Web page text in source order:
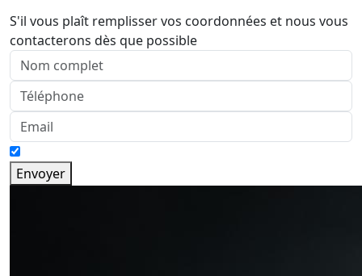
S'il vous plaît remplisser vos coordonnées et nous vous
contacterons dès que possible
Envoyer